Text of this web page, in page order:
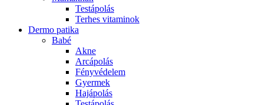
Testápolás
Terhes vitaminok
Dermo patika
Babé
Akne
Arcápolás
Fényvédelem
Gyermek
Hajápolás